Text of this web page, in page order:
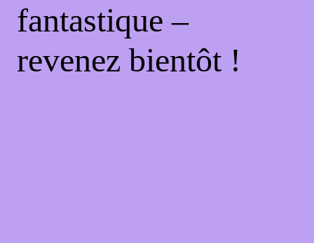
fantastique –
revenez bientôt !